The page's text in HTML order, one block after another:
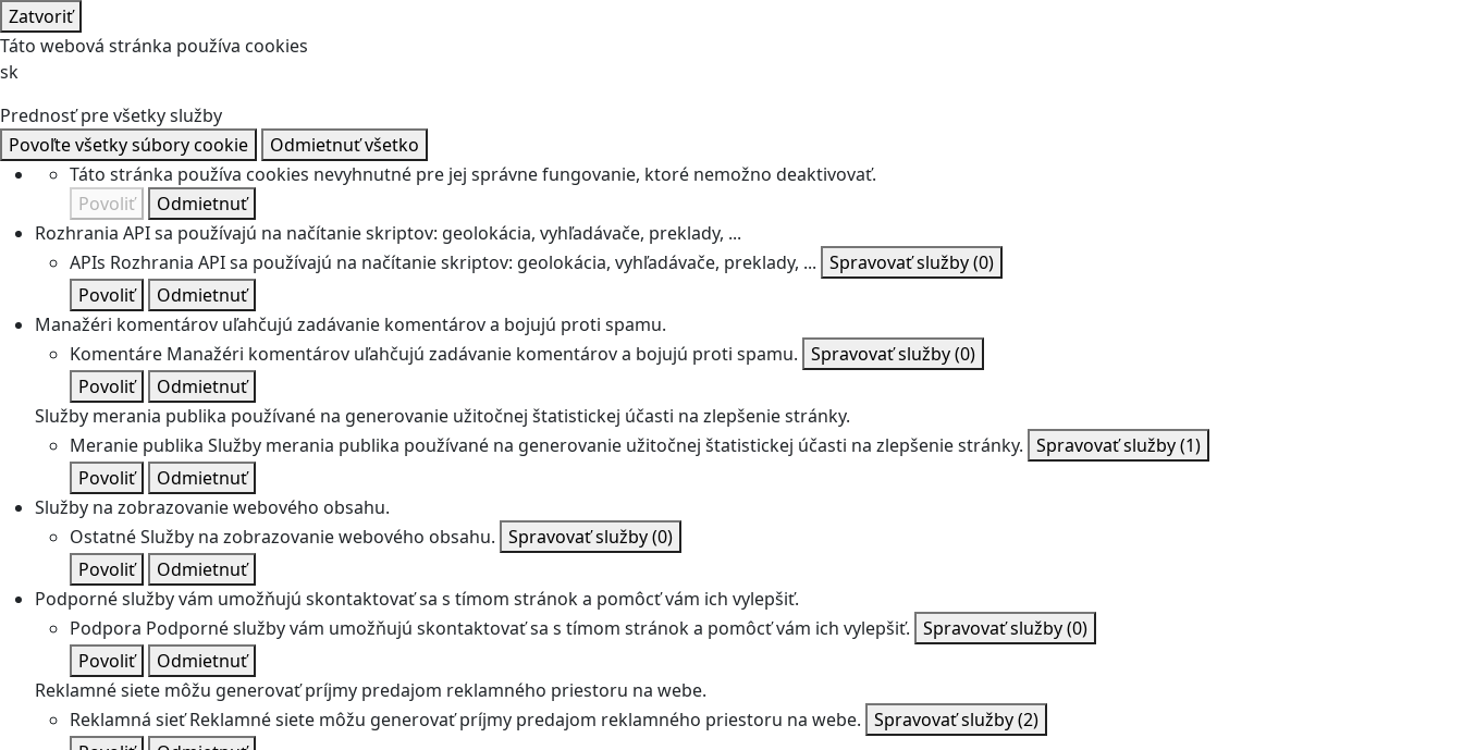
Zatvoriť
Táto webová stránka používa cookies
sk
Prednosť pre všetky služby
Povoľte všetky súbory cookie
Odmietnuť všetko
Táto stránka používa cookies nevyhnutné pre jej správne fungovanie, ktoré nemožno deaktivovať.
Povoliť
Odmietnuť
Rozhrania API sa používajú na načítanie skriptov: geolokácia, vyhľadávače, preklady, ...
APIs Rozhrania API sa používajú na načítanie skriptov: geolokácia, vyhľadávače, preklady, ... Spravovať služby(0)
Povoliť
Odmietnuť
Manažéri komentárov uľahčujú zadávanie komentárov a bojujú proti spamu.
Komentáre Manažéri komentárov uľahčujú zadávanie komentárov a bojujú proti spamu. Spravovať služby(0)
Povoliť
Odmietnuť
Služby merania publika používané na generovanie užitočnej štatistickej účasti na zlepšenie stránky.
Meranie publika Služby merania publika používané na generovanie užitočnej štatistickej účasti na zlepšenie stránky. Spravovať služby(1)
Povoliť
Odmietnuť
Služby na zobrazovanie webového obsahu.
OstatnéSlužby na zobrazovanie webového obsahu. Spravovať služby(0)
Povoliť
Odmietnuť
Podporné služby vám umožňujú skontaktovať sa s tímom stránok a pomôcť vám ich vylepšiť.
Podpora Podporné služby vám umožňujú skontaktovať sa s tímom stránok a pomôcť vám ich vylepšiť. Spravovať služby(0)
Povoliť
Odmietnuť
Reklamné siete môžu generovať príjmy predajom reklamného priestoru na webe.
Reklamná sieť Reklamné siete môžu generovať príjmy predajom reklamného priestoru na webe. Spravovať služby(2)